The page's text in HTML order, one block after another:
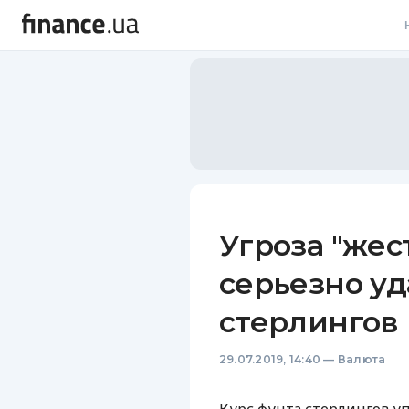
Угроза
серьезно
стерлингов
29.07.2019, 14:40 — Валюта